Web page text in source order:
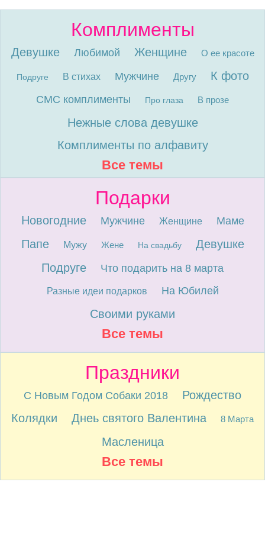
Комплименты
Девушке Любимой Женщине О ее красоте
Подруге В стихах Мужчине Другу К фото
СМС комплименты Про глаза В прозе
Нежные слова девушке
Комплименты по алфавиту
Все темы
Подарки
Новогодние Мужчине Женщине Маме
Папе Мужу Жене На свадьбу
Девушке
Подруге
Что подарить на 8 марта
Разные идеи подарков На Юбилей
Своими руками
Все темы
Праздники
С Новым Годом Собаки 2018
Рождество
Колядки
Днеь святого Валентина 8 Марта
Масленица
Все темы